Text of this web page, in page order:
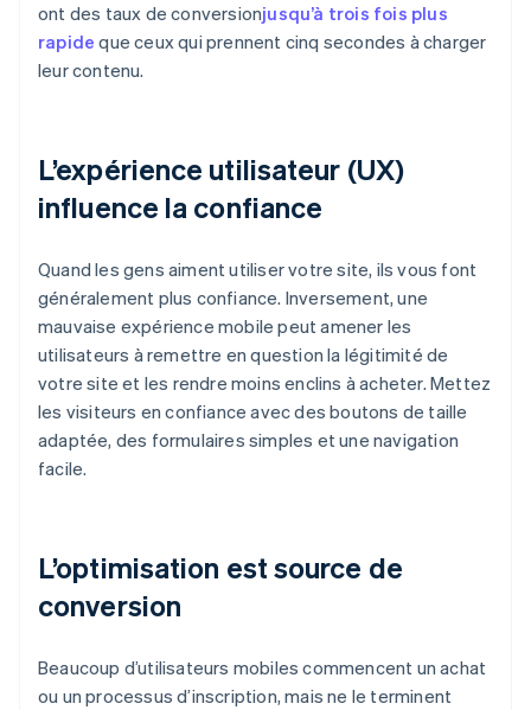
ont des taux de conversionjusqu’à trois fois plus
rapide que ceux qui prennent cinq secondes à charger
leur contenu.
L’expérience utilisateur (UX)
influence la confiance
Quand les gens aiment utiliser votre site, ils vous font
généralement plus confiance. Inversement, une
mauvaise expérience mobile peut amener les
utilisateurs à remettre en question la légitimité de
votre site et les rendre moins enclins à acheter. Mettez
les visiteurs en confiance avec des boutons de taille
adaptée, des formulaires simples et une navigation
facile.
L’optimisation est source de
conversion
Beaucoup d’utilisateurs mobiles commencent un achat
ou un processus d’inscription, mais ne le terminent